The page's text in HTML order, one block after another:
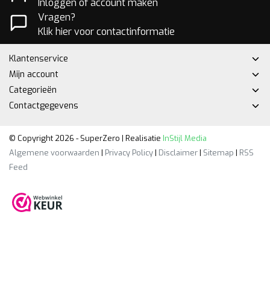
Vragen?
Klik hier voor contactinformatie
Klantenservice
Mijn account
Categorieën
Contactgegevens
© Copyright 2026 - SuperZero | Realisatie InStijl Media
Algemene voorwaarden | Privacy Policy| Disclaimer| Sitemap | RSS
Feed